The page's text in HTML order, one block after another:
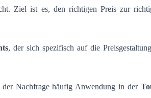
Ziel ist es, den richtigen Preis zur
, der sich spezifisch auf die
Nachfrage häufig Anwendung in der